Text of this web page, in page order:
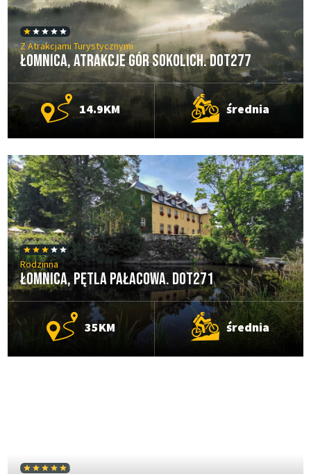
Z Atrakcjami Turystycznymi
Łomnica, Atrakcje Gór Sokolich. DOT277
14.9KM średnia
Rodzinna
Łomnica, Pętla Pałacowa. DOT271
35KM średnia